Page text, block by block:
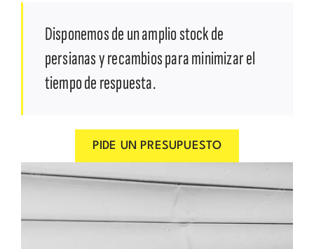
Disponemos de un amplio stock de
persianas y recambios para minimizar el
tiempo de respuesta.
PIDE UN PRESUPUESTO